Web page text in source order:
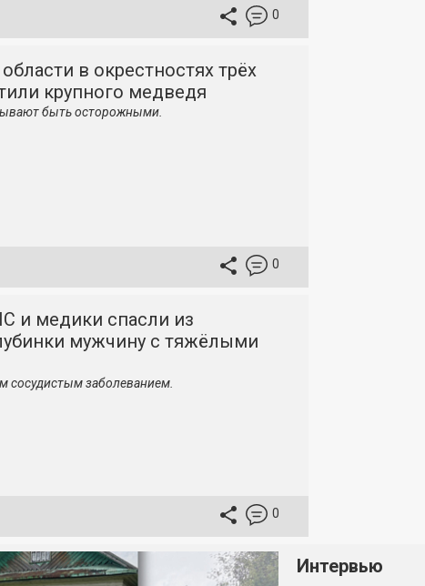
0
в окрестностях трёх
крупного медведя
быть осторожными.
0
и медики спасли из
мужчину с тяжёлыми
сосудистым заболеванием.
0
Интервью